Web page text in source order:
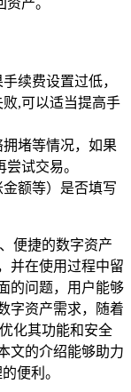
续费设置过低，
,可以适当提高手
堵等情况，如果
试交易。
额等）是否填写
便捷的数字资产
并在使用过程中留
的问题，用户能够
字资产需求，随着
化其功能和安全
文的介绍能够助力
便利。